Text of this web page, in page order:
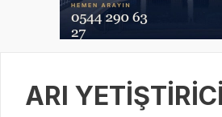
ARI